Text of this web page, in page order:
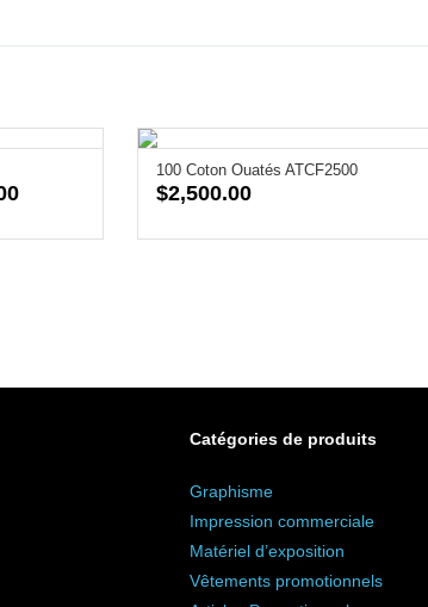
Price
100 Coton Ouatés ATCF2500
$2,500.00
Catégories de produits
Graphisme
Impression commerciale
Matériel d’exposition
Vêtements promotionnels